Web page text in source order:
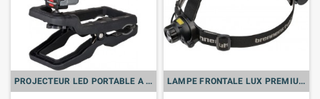
PROJECTEUR LED PORTABLE A PINCE CL 1050 MA RECHARGEABLE LAMPE FRONTALE LUX PREMIUM LED SL 400AF AVEC DETECTEUR DE MOUVEMENTS